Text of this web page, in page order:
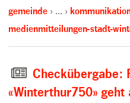
gemeinde …
medienmitteilungen-stadt-
Checkübergabe:
«Winterthur750» geht